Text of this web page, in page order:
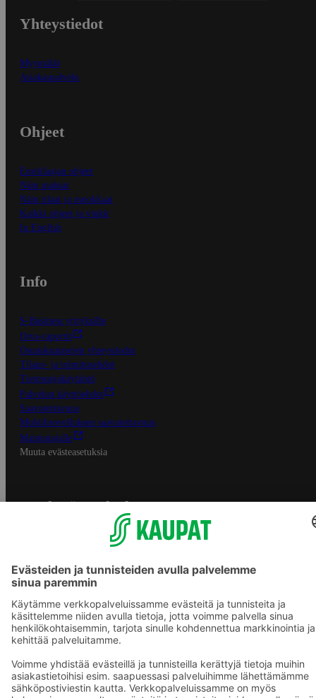
Yhteystiedot
Myymälät
Asiakaspalvelu
Ohjeet
Ensitilaajan ohjeet
Näin maksat
Näin tilaat ja muokkaat
Kaikki ohjeet ja vinkit
In English
Info
S-Business yrityksille
Oiva-raportit
Osuuskauppojen yhteystiedot
Tilaus- ja toimitusehdot
Tietosuojakäytäntö
Palvelun käyttöehdot
Saavutettavuus
Mobiilisovelluksen saavutettavuus
Mainostajalle
Muuta evästeasetuksia
S-ryhmän palvelut
Yhteishyvä Ruoka -sovellus
Prisma.fi
Sokos.fi
S-Pankki
Sokos Hotels
Raflaamo